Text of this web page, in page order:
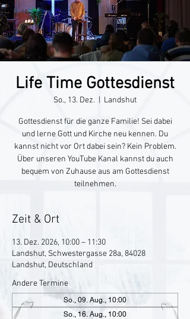
Life Time Gottesdienst
So., 13. Dez. Landshut
Gottesdienst für die ganze Familie! Sei dabei
und lerne Gott und Kirche neu kennen. Du
kannst nicht vor Ort dabei sein? Kein Problem.
Über unseren YouTube Kanal kannst du auch
bequem von Zuhause aus am Gottesdienst
teilnehmen.
Zeit & Ort
13. Dez. 2026, 10:00 – 11:30
Landshut, Schwestergasse 28a, 84028
Landshut, Deutschland
Andere Termine
So., 09. Aug., 10:00
So., 16. Aug., 10:00